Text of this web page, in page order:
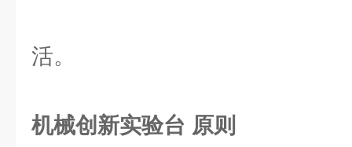
活。
机械创新实验台 原则